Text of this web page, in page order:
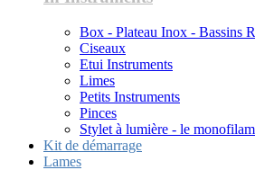
Box - Plateau Inox - Bassins
Ciseaux
Etui Instruments
Limes
Petits Instruments
Pinces
Stylet à lumière - le
Kit de démarrage
Lames